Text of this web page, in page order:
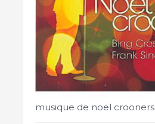
musique de noel crooners